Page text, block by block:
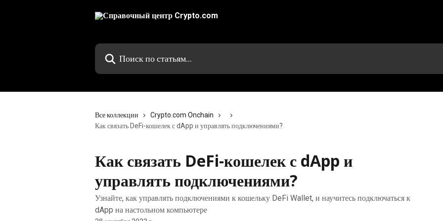
Поиск по статьям...
Все коллекции
Crypto.com Onchain
Как связать DeFi-кошелек с dApp и управлять подключениями?
Как связать DeFi-кошелек с dApp и
управлять подключениями?
Узнайте, как управлять подключениями к кошельку DeFi Wallet, и научитесь подключаться к
dApp на настольном компьютере